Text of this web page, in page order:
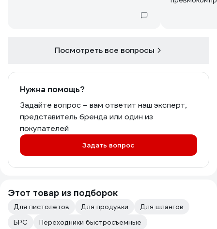
Посмотреть все вопросы
Нужна помощь?
Задайте вопрос – вам ответит наш эксперт,
представитель бренда или один из
покупателей
Задать вопрос
Этот товар из подборок
Для пистолетов Для продувки
Для шлангов
БРС
Переходники быстросъемные